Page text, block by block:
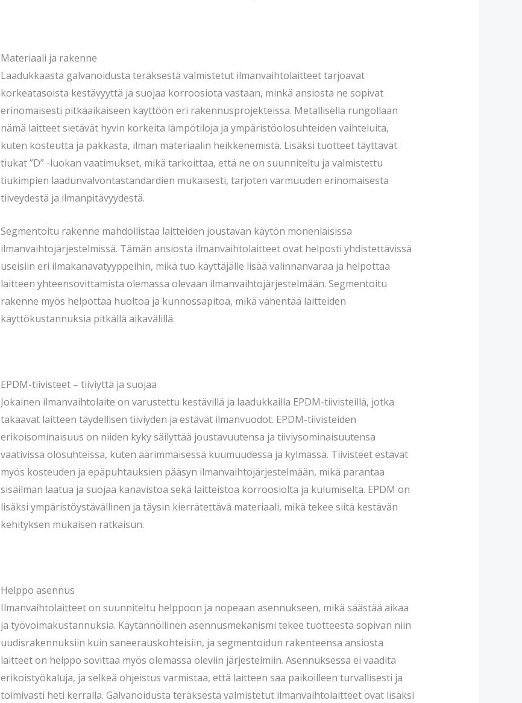
Materiaali ja rakenne
Laadukkaasta galvanoidusta teräksestä valmistetut ilmanvaihtolaitteet tarjoavat
korkeatasoista kestävyyttä ja suojaa korroosiota vastaan, minkä ansiosta ne sopivat
erinomaisesti pitkäaikaiseen käyttöön eri rakennusprojekteissa. Metallisella rungollaan
nämä laitteet sietävät hyvin korkeita lämpötiloja ja ympäristöolosuhteiden vaihteluita,
kuten kosteutta ja pakkasta, ilman materiaalin heikkenemistä. Lisäksi tuotteet täyttävät
tiukat ”D” -luokan vaatimukset, mikä tarkoittaa, että ne on suunniteltu ja valmistettu
tiukimpien laadunvalvontastandardien mukaisesti, tarjoten varmuuden erinomaisesta
tiiveydestä ja ilmanpitävyydestä.
Segmentoitu rakenne mahdollistaa laitteiden joustavan käytön monenlaisissa
ilmanvaihtojärjestelmissä. Tämän ansiosta ilmanvaihtolaitteet ovat helposti yhdistettävissä
useisiin eri ilmakanavatyyppeihin, mikä tuo käyttäjälle lisää valinnanvaraa ja helpottaa
laitteen yhteensovittamista olemassa olevaan ilmanvaihtojärjestelmään. Segmentoitu
rakenne myös helpottaa huoltoa ja kunnossapitoa, mikä vähentää laitteiden
käyttökustannuksia pitkällä aikavälillä.
EPDM-tiivisteet – tiiviyttä ja suojaa
Jokainen ilmanvaihtolaite on varustettu kestävillä ja laadukkailla EPDM-tiivisteillä, jotka
takaavat laitteen täydellisen tiiviyden ja estävät ilmanvuodot. EPDM-tiivisteiden
erikoisominaisuus on niiden kyky säilyttää joustavuutensa ja tiiviysominaisuutensa
vaativissa olosuhteissa, kuten äärimmäisessä kuumuudessa ja kylmässä. Tiivisteet estävät
myös kosteuden ja epäpuhtauksien pääsyn ilmanvaihtojärjestelmään, mikä parantaa
sisäilman laatua ja suojaa kanavistoa sekä laitteistoa korroosiolta ja kulumiselta. EPDM on
lisäksi ympäristöystävällinen ja täysin kierrätettävä materiaali, mikä tekee siitä kestävän
kehityksen mukaisen ratkaisun.
Helppo asennus
Ilmanvaihtolaitteet on suunniteltu helppoon ja nopeaan asennukseen, mikä säästää aikaa
ja työvoimakustannuksia. Käytännöllinen asennusmekanismi tekee tuotteesta sopivan niin
uudisrakennuksiin kuin saneerauskohteisiin, ja segmentoidun rakenteensa ansiosta
laitteet on helppo sovittaa myös olemassa oleviin järjestelmiin. Asennuksessa ei vaadita
erikoistyökaluja, ja selkeä ohjeistus varmistaa, että laitteen saa paikoilleen turvallisesti ja
toimivasti heti kerralla. Galvanoidusta teräksestä valmistetut ilmanvaihtolaitteet ovat lisäksi